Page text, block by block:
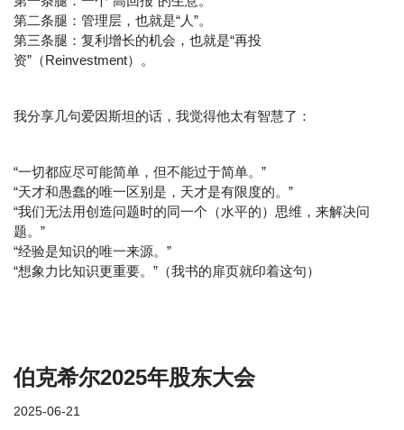
第二条腿：管理层，也就是“人”。
第三条腿：复利增长的机会，也就是“再投
资”（Reinvestment）。
我分享几句爱因斯坦的话，我觉得他太有智慧了：
“一切都应尽可能简单，但不能过于简单。”
“天才和愚蠢的唯一区别是，天才是有限度的。”
“我们无法用创造问题时的同一个（水平的）思维，来解决问
题。”
“经验是知识的唯一来源。”
“想象力比知识更重要。”（我书的扉页就印着这句）
伯克希尔2025年股东大会
2025-06-21